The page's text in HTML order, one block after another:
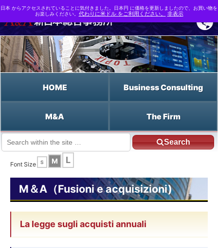
HOME Business Consulting
M&A The Firm
Search
Italiano HOME
Font Size
S M L
M＆A（Fusioni e acquisizioni)
La legge sugli acquisti annuali
日本 からアクセスされていることに気付きました。日本円 に価格を更新しましたので、お買い物を
お楽しみください。 代わりに米ドル をご利用ください。 非表示